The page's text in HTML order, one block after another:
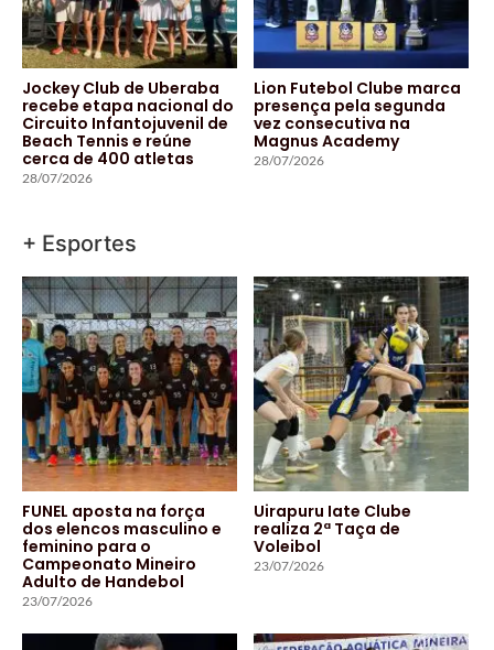
Jockey Club de Uberaba
recebe etapa nacional do
Circuito Infantojuvenil de
Beach Tennis e reúne
cerca de 400 atletas
28/07/2026
Lion Futebol Clube marca
presença pela segunda
vez consecutiva na
Magnus Academy
28/07/2026
+ Esportes
FUNEL aposta na força
dos elencos masculino e
feminino para o
Campeonato Mineiro
Adulto de Handebol
23/07/2026
Uirapuru Iate Clube
realiza 2ª Taça de
Voleibol
23/07/2026